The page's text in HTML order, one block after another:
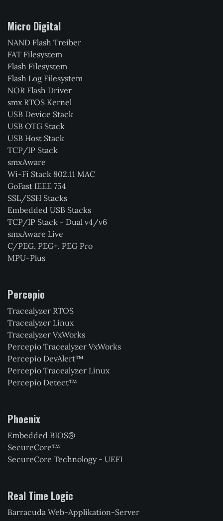
Micro Digital
NAND Flash Treiber
FAT Filesystem
Flash Filesystem
Flash Log Filesystem
NOR Flash Driver
smx RTOS Kernel
USB Device Stack
USB OTG Stack
USB Host Stack
TCP/IP Stack
smxAware
Wi-Fi Stack 802.11 MAC
GoFast IEEE 754
SSL/SSH Stacks
Embedded USB Stacks
TCP/IP Stack - Dual v4/v6
smxAware Live
C/PEG, PEG+, PEG Pro
MPU-Plus
Percepio
Tracealyzer RTOS
Tracealyzer Linux
Tracealyzer VxWorks
Percepio Tracealyzer VxWorks
Percepio DevAlert™
Percepio Tracealyzer Linux
Percepio Detect™
Phoenix
Embedded BIOS®
SecureCore™
SecureCore Technology - UEFI
Real Time Logic
Barracuda Web-Applikation-Server